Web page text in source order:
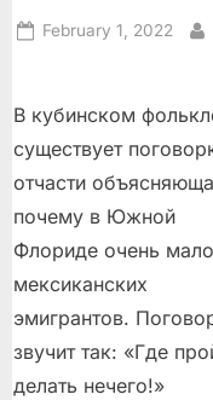
Posted
February 1, 2022
В кубинском
существует
отчасти
почему в Южной
Флориде очень мало
мексиканских
эмигрантов.
звучит так: «Где
делать нечего!»